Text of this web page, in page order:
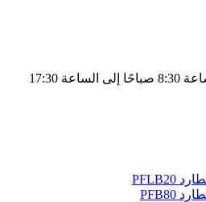
الإثنين - السبت من الساعة 8:30 صباحًا إلى الساعة 17:30